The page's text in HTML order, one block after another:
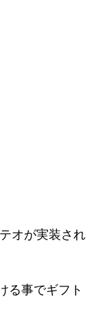
オが実装され
る事でギフト